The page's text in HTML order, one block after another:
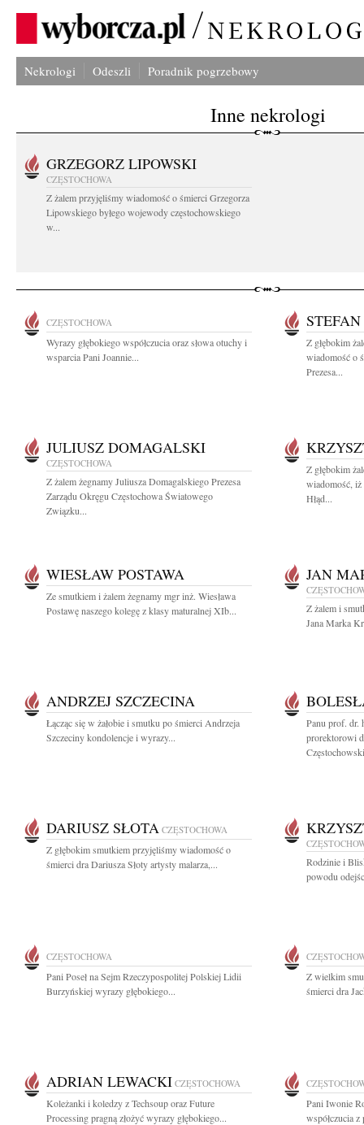
Nekrologi Odeszli Poradnik pogrzebowy
Inne nekrologi
GRZEGORZ LIPOWSKI
CZĘSTOCHOWA
Z żalem przyjęliśmy wiadomość o śmierci Grzegorza
Lipowskiego byłego wojewody częstochowskiego
w...
CZĘSTOCHOWA
Wyrazy głębokiego współczucia oraz słowa otuchy i
wsparcia Pani Joannie...
Z głębokim
wiadomość o
Prezesa...
JULIUSZ DOMAGALSKI
CZĘSTOCHOWA
Z żalem żegnamy Juliusza Domagalskiego Prezesa
Zarządu Okręgu Częstochowa Światowego
Związku...
Z głębokim
wiadomość, iż
Hłąd...
WIESŁAW POSTAWA
Ze smutkiem i żalem żegnamy mgr inż. Wiesława
Postawę naszego kolegę z klasy maturalnej XIb...
JAN
Z żalem i
Jana Marka
ANDRZEJ SZCZECINA
Łącząc się w żałobie i smutku po śmierci Andrzeja
Szczeciny kondolencje i wyrazy...
Panu prof. dr.
prorektorowi
DARIUSZ SŁOTA CZĘSTOCHOWA
Z głębokim smutkiem przyjęliśmy wiadomość o
śmierci dra Dariusza Słoty artysty malarza,...
Rodzinie i
powodu
CZĘSTOCHOWA
Pani Poseł na Sejm Rzeczypospolitej Polskiej Lidii
Burzyńskiej wyrazy głębokiego...
Z wielkim
śmierci dra
ADRIAN LEWACKI CZĘSTOCHOWA
Koleżanki i koledzy z Techsoup oraz Future
Processing pragną złożyć wyrazy głębokiego...
Pani Iwonie
współczucia